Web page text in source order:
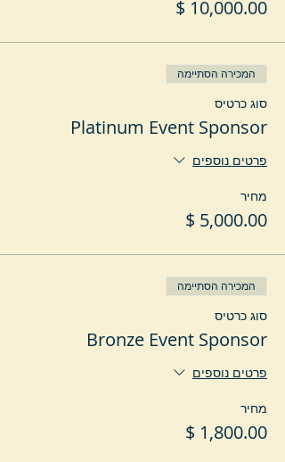
המכירה הסתיימה
סוג כרטיס
Platinum Event Sponsor
פרטים נוספים
מחיר
המכירה הסתיימה
סוג כרטיס
Bronze Event Sponsor
פרטים נוספים
מחיר